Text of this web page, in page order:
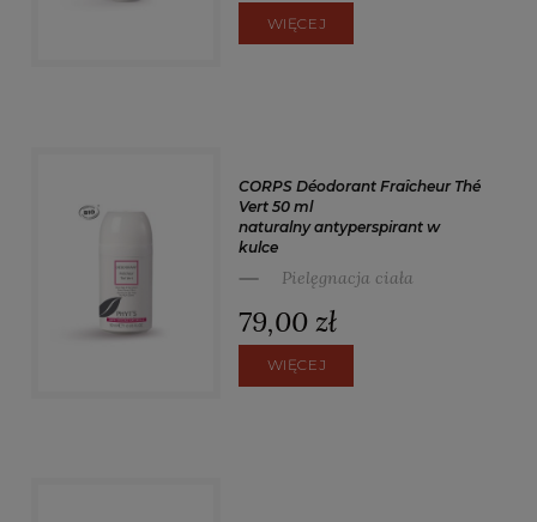
WIĘCEJ
CORPS Déodorant Fraîcheur Thé
Vert 50 ml
naturalny antyperspirant w
kulce
Pielęgnacja ciała
79,00 zł
WIĘCEJ